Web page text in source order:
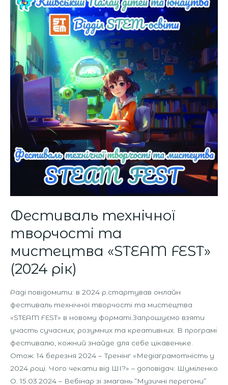
Фестиваль технічної
творчості та
мистецтва «STEAM FEST»
(2024 рік)
Раді повідомити: в 2024 р.стартував онлайн
фестиваль технічної творчості та мистецтва
«STEAM FEST» в новому форматі.Запрошуємо взяти
участь сучасних, розумних та креативних. В програмі
фестивалю, кожний знайде для себе цікавеньке.
Отож: 14 березня 2024 – Тренінг «Медіаграмотність у
2024 році. Чого чекати від ШІ?» – доповідач: Шуміленко
О. 15.03.2024 – Вебінар зі змагань “Музичні перегони”
технічної
творчості
та
мистецтва
«STEAM
FEST»
(2024